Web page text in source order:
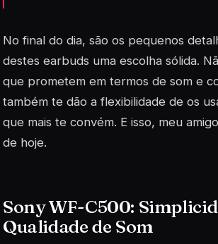
No final do dia, são os pequenos
destes earbuds uma escolha sólida.
que prometem em termos de som e
também te dão a flexibilidade de os
que mais te convém. E isso, meu
de hoje.
Sony WF-C500:
Qualidade de Som